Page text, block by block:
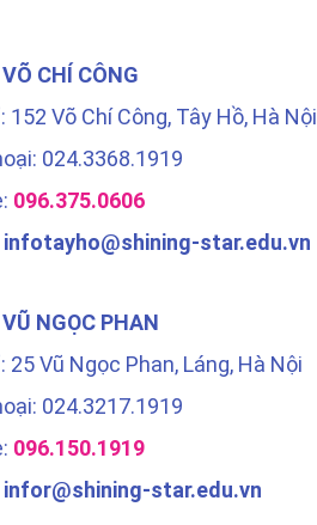
CHÍ CÔNG
152 Võ Chí Công, Tây Hồ, Hà Nội
024.3368.1919
096.375.0606
infotayho@shining-star.edu.vn
NGỌC PHAN
25 Vũ Ngọc Phan, Láng, Hà Nội
024.3217.1919
096.150.1919
infor@shining-star.edu.vn